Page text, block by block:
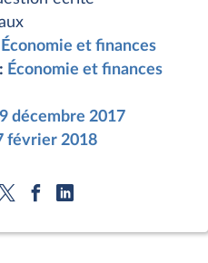
Économie et finances
Économie et finances
décembre 2017
février 2018